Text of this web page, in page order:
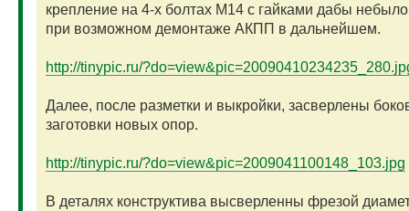
крепление на 4-х болтах М14 с гайками дабы
при возможном демонтаже АКПП в дальнейшем.
http://tinypic.ru/
Далее, после разметки и выкройки, засверлены
заготовки новых опор.
http://tinypic.ru/?do=view&pic=2009041100148_103.jpg
В деталях конструктива высверленны фрезой